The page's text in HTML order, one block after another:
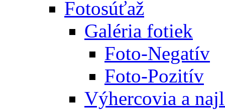
Fotosúťaž
Galéria fotiek
Foto-Negatív
Foto-Pozitív
Výhercovia a